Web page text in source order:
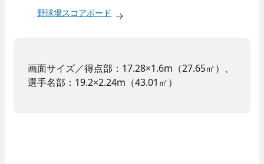
野球場スコアボード
画面サイズ／得点部：17.28×1.6m（27.65㎡）、
選手名部：19.2×2.24m（43.01㎡）